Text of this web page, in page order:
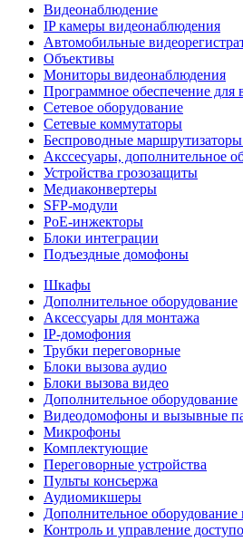
Видеонаблюдение
IP камеры видеонаблюдения
Автомобильные
Объективы
Мониторы видеонаблюдения
Программное обеспечение для
Сетевое оборудование
Сетевые коммутаторы
Беспроводные
Акссесуары, дополнительное
Устройства грозозащиты
Медиаконвертеры
SFP-модули
РоЕ-инжекторы
Блоки интеграции
Подъездные домофоны
Шкафы
Дополнительное оборудование
Аксессуары для монтажа
IP-домофония
Трубки переговорные
Блоки вызова аудио
Блоки вызова видео
Дополнительное оборудование
Видеодомофоны и вызывные
Микрофоны
Комплектующие
Переговорные устройства
Пульты консьержа
Аудиомикшеры
Дополнительное оборудование
Контроль и управление